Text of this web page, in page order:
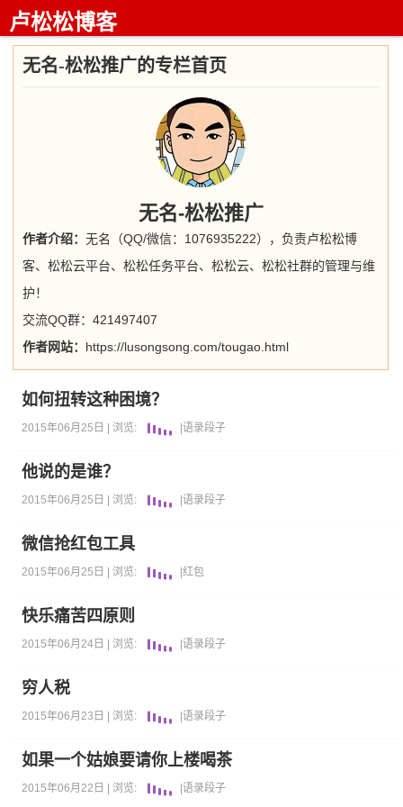
卢松松博客
无名-松松推广的专栏首页
无名-松松推广
作者介绍：无名（QQ/微信：1076935222），负责卢松松博
客、松松云平台、松松任务平台、松松云、松松社群的管理与维
护！
交流QQ群：421497407
作者网站： https://lusongsong.com/tougao.html
如何扭转这种困境？
2015年06月25日 | 浏览: |语录段子
他说的是谁？
2015年06月25日 | 浏览: |语录段子
微信抢红包工具
2015年06月25日 | 浏览: |红包
快乐痛苦四原则
2015年06月24日 | 浏览: |语录段子
穷人税
2015年06月23日 | 浏览: |语录段子
如果一个姑娘要请你上楼喝茶
2015年06月22日 | 浏览: |语录段子